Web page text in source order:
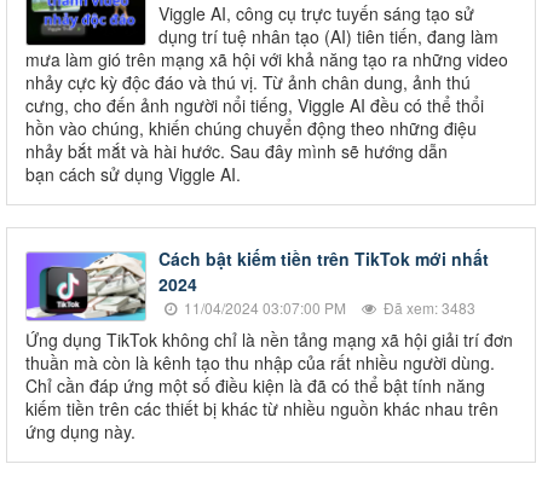
Viggle AI, công cụ trực tuyến sáng tạo sử
dụng trí tuệ nhân tạo (AI) tiên tiến, đang làm
mưa làm gió trên mạng xã hội với khả năng tạo ra những video
nhảy cực kỳ độc đáo và thú vị. Từ ảnh chân dung, ảnh thú
cưng, cho đến ảnh người nổi tiếng, Viggle AI đều có thể thổi
hồn vào chúng, khiến chúng chuyển động theo những điệu
nhảy bắt mắt và hài hước. Sau đây mình sẽ hướng dẫn
bạn cách sử dụng Viggle AI.
Cách bật kiếm tiền trên TikTok mới nhất
2024
11/04/2024 03:07:00 PM Đã xem: 3483
Ứng dụng TikTok không chỉ là nền tảng mạng xã hội giải trí đơn
thuần mà còn là kênh tạo thu nhập của rất nhiều người dùng.
Chỉ cần đáp ứng một số điều kiện là đã có thể bật tính năng
kiếm tiền trên các thiết bị khác từ nhiều nguồn khác nhau trên
ứng dụng này.